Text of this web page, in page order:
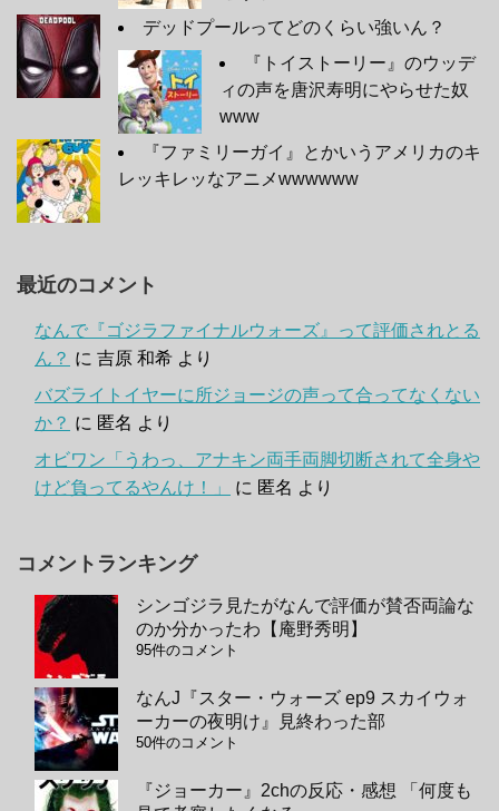
デッドプールってどのくらい強いん？
『トイストーリー』のウッデ
ィの声を唐沢寿明にやらせた奴
www
『ファミリーガイ』とかいうアメリカのキ
レッキレッなアニメwwwwww
最近のコメント
なんで『ゴジラファイナルウォーズ』って評価されとる
ん？ に 吉原 和希 より
バズライトイヤーに所ジョージの声って合ってなくない
か？ に 匿名 より
オビワン「うわっ、アナキン両手両脚切断されて全身や
けど負ってるやんけ！」
に 匿名 より
コメントランキング
シンゴジラ見たがなんで評価が賛否両論な
のか分かったわ【庵野秀明】
95件のコメント
なんJ『スター・ウォーズ ep9 スカイウォ
ーカーの夜明け』見終わった部
50件のコメント
『ジョーカー』2chの反応・感想 「何度も